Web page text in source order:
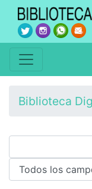
Biblioteca